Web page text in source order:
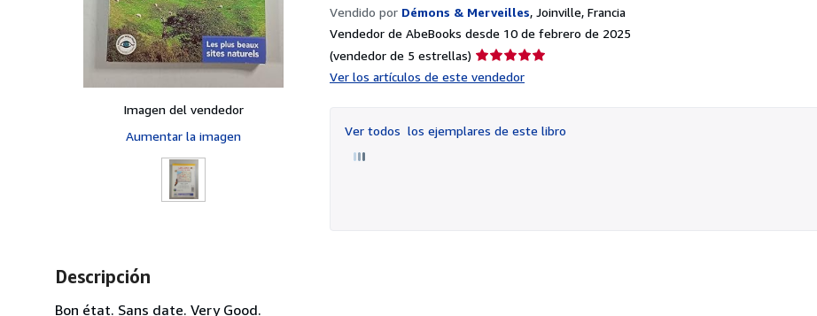
Imagen del vendedor
Aumentar la imagen
Vendido por Démons & Merveilles, Joinville, Francia
Vendedor de AbeBooks desde 10 de febrero de 2025
(vendedor de 5 estrellas) Calificación
Ver los artículos de este vendedor
Ver todos los ejemplares de este libro
Descripción
Bon état. Sans date. Very Good.